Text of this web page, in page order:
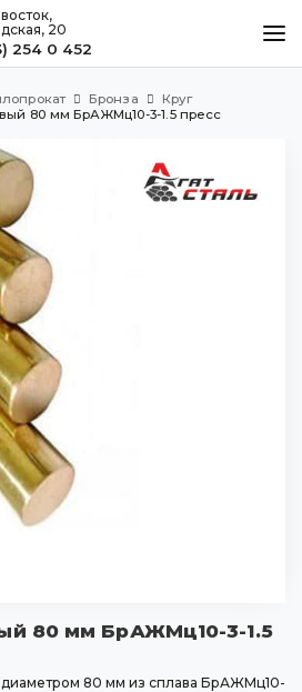
20
254 0 452
Бронза
Круг
80 мм БрАЖМц10-3-1.5 пресс
80 мм БрАЖМц10-3-1.5
диаметром 80 мм из сплава БрАЖМц10-